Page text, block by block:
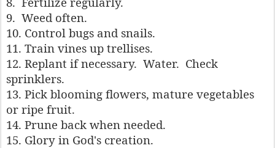
9. Weed often.
10. Control bugs and snails.
11. Train vines up trellises.
12. Replant if necessary. Water. Check
sprinklers.
13. Pick blooming flowers, mature vegetables
or ripe fruit.
14. Prune back when needed.
15. Glory in God's creation.